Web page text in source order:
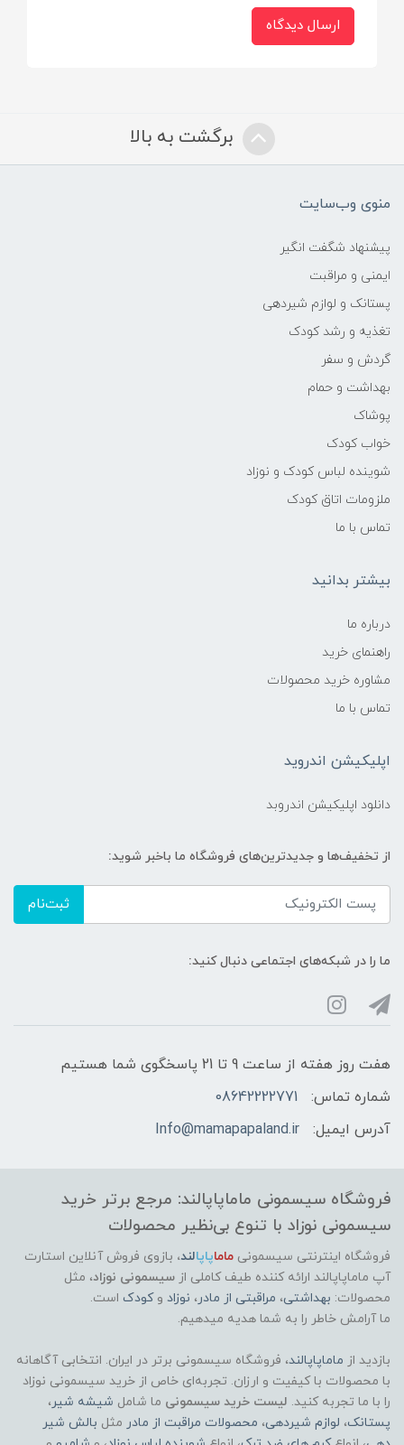
سیستم اتصال:
شناور روی آب
ویژگی‌های خاص:
بافت لمسی متنوع
مواد مضر:
ضد پارگی، ضد کپک و قابل شستشو
دارای استاندارد ایمنی اسباب‌بازی اروپا (EN71)
ارسال دیدگاه
برگشت به بالا
منوی وب‌سایت
پیشنهاد شگفت انگیر
ایمنی و مراقبت
پستانک و لوازم شیردهی
تغذیه و رشد کودک
گردش و سفر
بهداشت و حمام
پوشاک
خواب کودک
شوینده لباس کودک و نوزاد
ملزومات اتاق کودک
تماس با ما
بیشتر بدانید
درباره ما
راهنمای خرید
مشاوره خرید محصولات
تماس با ما
اپلیکیشن اندروید
دانلود اپلیکیشن اندروبد
از تخفیف‌ها و جدیدترین‌های فروشگاه ما باخبر شوید:
ثبت‌نام
ما را در شبکه‌های اجتماعی دنبال کنید:
هفت روز هفته از ساعت 9 تا 21 پاسخگوی شما هستیم
شماره تماس:
08642222771
آدرس ایمیل:
Info@mamapapaland.ir
فروشگاه سیسمونی ماماپاپالند: مرجع برتر خرید
سیسمونی نوزاد با تنوع بی‌نظیر محصولات
فروشگاه اینترنتی سیسمونی ماماپاپالند، بازوی فروش آنلاین استارت
آپ ماماپاپالند ارائه کننده طیف کاملی از سیسمونی نوزاد، مثل
محصولات: بهداشتی، مراقبتی از مادر، نوزاد وکودک است.
ما آرامش خاطر را به شما هدیه میدهیم.
بازدید از ماماپاپالند، فروشگاه سیسمونی برتر در ایران. انتخابی آگاهانه
با محصولات با کیفیت و ارزان. تجربه‌ای خاص از خرید سیسمونی نوزاد
را با ما تجربه کنید. لیست خرید سیسمونی ما شامل شیشه شیر،
پستانک، لوازم شیردهی، محصولات مراقبت از مادر مثل بالش شیر